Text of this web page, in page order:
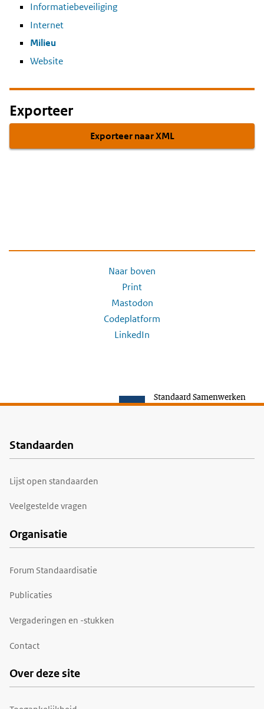
Informatiebeveiliging
Internet
Milieu
Website
Exporteer
Exporteer naar XML
Naar boven
Print
Mastodon
Codeplatform
LinkedIn
Standaard Samenwerken
Voet
Standaarden
Lijst open standaarden
Veelgestelde vragen
Organisatie
Forum Standaardisatie
Publicaties
Vergaderingen en -stukken
Contact
Over deze site